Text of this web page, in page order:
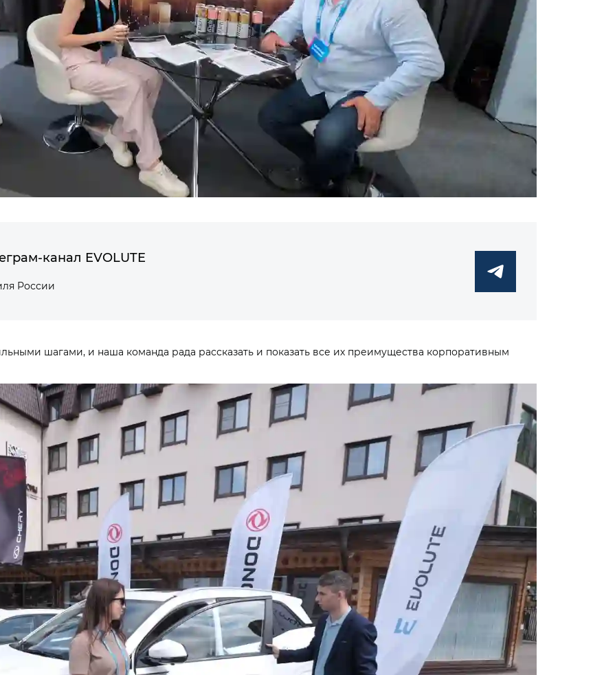
канал EVOLUTE
России
шагами, и наша команда рада рассказать и показать все их преимущества корпоративным